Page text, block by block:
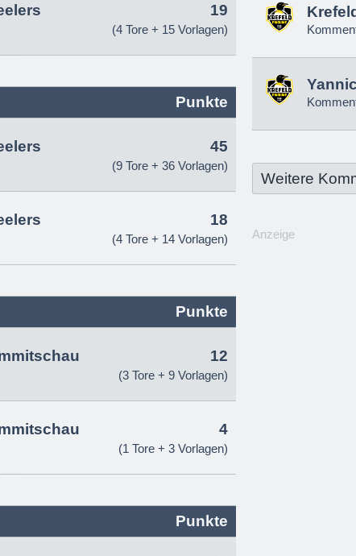
19
(4 Tore + 15 Vorlagen)
Punkte
45
(9 Tore + 36 Vorlagen)
18
(4 Tore + 14 Vorlagen)
Punkte
12
(3 Tore + 9 Vorlagen)
4
(1 Tore + 3 Vorlagen)
Punkte
Weitere
Anzeige